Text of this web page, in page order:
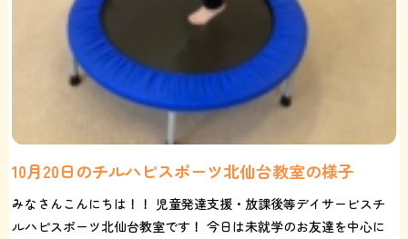
10月20日のチルハピスポーツ北仙台教室の様子
みなさんこんにちは！！ 児童発達支援・放課後等デイサービスチ
ルハピスポーツ北仙台教室です！ 今日は未就学のお友達を中心に